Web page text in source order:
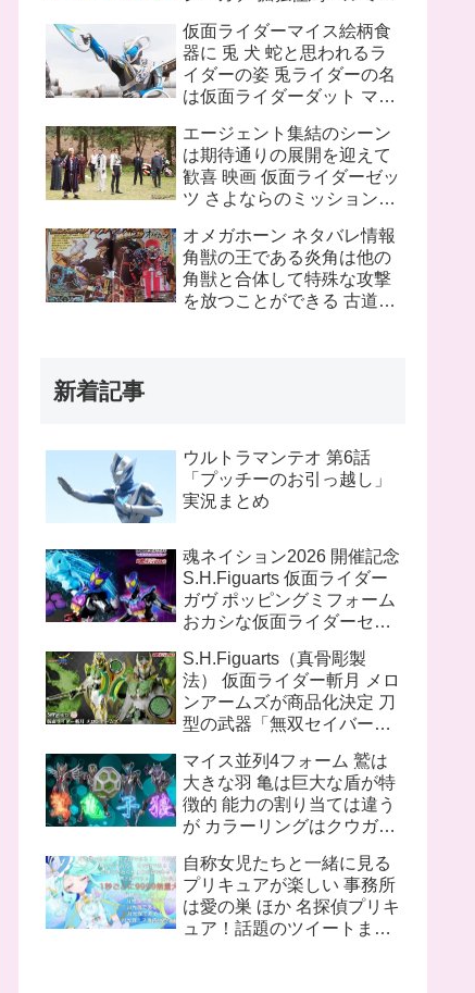
ピンチにプッチーが巨大化
したぞ！
仮面ライダーマイス絵柄食
器に 兎 犬 蛇と思われるラ
イダーの姿 兎ライダーの名
は仮面ライダーダット マイ
タートルフレーム
エージェント集結のシーン
は期待通りの展開を迎えて
歓喜 映画 仮面ライダーゼッ
ツ さよならのミッションネ
オメガホーン ネタバレ情報
角獣の王である炎角は他の
角獣と合体して特殊な攻撃
を放つことができる 古道具
新着記事
ウルトラマンテオ 第6話
「プッチーのお引っ越し」
実況まとめ
魂ネイション2026 開催記念
S.H.Figuarts 仮面ライダー
ガヴ ポッピングミフォーム
おカシな仮面ライダーセッ
法） 仮面ライダー1号／本
郷猛（仮面ライダーTHE
FIRST）
S.H.Figuarts（真骨彫製
法） 仮面ライダー斬月 メロ
ンアームズが商品化決定 刀
型の武器「無双セイバー」
「メロンディフェンダー」
が付属
マイス並列4フォーム 鷲は
大きな羽 亀は巨大な盾が特
徴的 能力の割り当ては違う
が カラーリングはクウガと
姿が不明なのは 丑 辰 午 申
亥 の5人
自称女児たちと一緒に見る
プリキュアが楽しい 事務所
は愛の巣 ほか 名探偵プリキ
ュア！話題のツイートまと